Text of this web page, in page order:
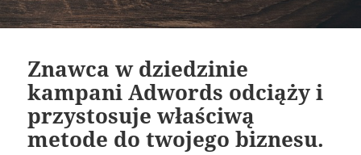
Znawca w dziedzinie
kampani Adwords odciąży i
przystosuje właściwą
metode do twojego biznesu.